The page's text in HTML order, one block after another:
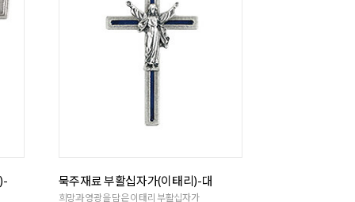
묵주재료 부활십자가(이태리)-대
희망과 영광을 담은 이태리 부활십자가